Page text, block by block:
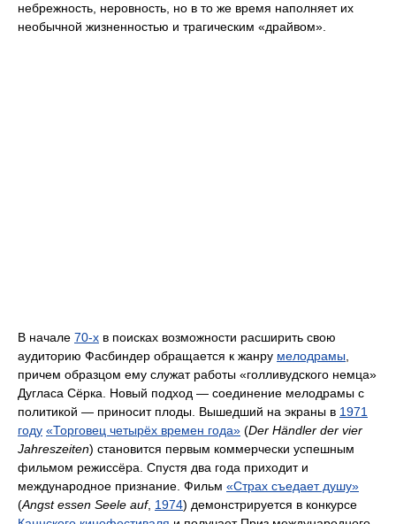
небрежность, неровность, но в то же время наполняет их
необычной жизненностью и трагическим «драйвом».
В начале 70-х в поисках возможности расширить свою
аудиторию Фасбиндер обращается к жанру мелодрамы
причем образцом ему служат работы «голливудского немца»
Дугласа Сёрка. Новый подход — соединение мелодрамы с
политикой — приносит плоды. Вышедший на экраны в 1971
году «Торговец четырёх времен года» (Der Händler der vier
Jahreszeiten) становится первым коммерчески успешным
фильмом режиссёра. Спустя два года приходит и
международное признание. Фильм «Страх съедает душу»
(Angst essen Seele auf, 1974) демонстрируется в конкурсе